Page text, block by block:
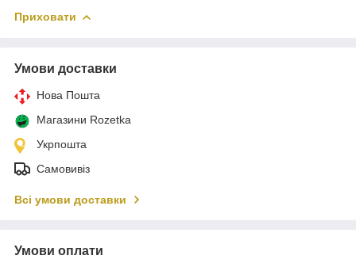
Приховати
Умови доставки
Нова Пошта
Магазини Rozetka
Укрпошта
Самовивіз
Всі умови доставки
Умови оплати